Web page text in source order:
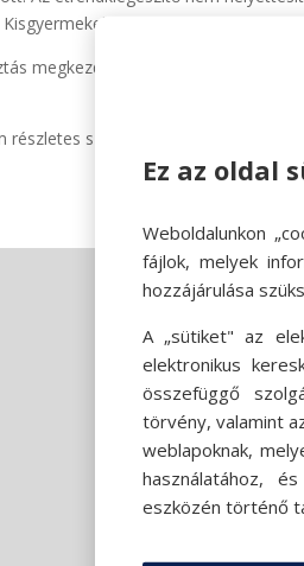
elől elzárva tartandó!
megkezdése előtt minden
szabályai a https://
Ez az oldal
Weboldalunkon
fájlok, melyek
hozzájárulása
A „sütiket" az
elektronikus
összefüggő
törvény, valamint
weblapoknak,
használatához,
eszközén történő